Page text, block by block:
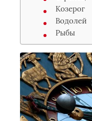
Козерог
Водолей
Рыбы